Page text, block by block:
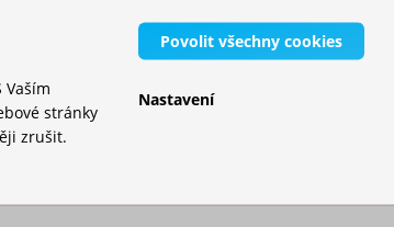
stránky
zrušit.
Povolit všechny cookies
Nastavení